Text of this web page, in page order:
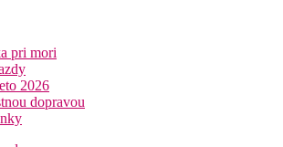
pri mori
2026
dopravou